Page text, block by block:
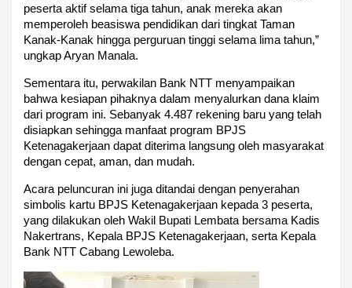
peserta aktif selama tiga tahun, anak mereka akan
memperoleh beasiswa pendidikan dari tingkat Taman
Kanak-Kanak hingga perguruan tinggi selama lima tahun,”
ungkap Aryan Manala.
Sementara itu, perwakilan Bank NTT menyampaikan
bahwa kesiapan pihaknya dalam menyalurkan dana klaim
dari program ini. Sebanyak 4.487 rekening baru yang telah
disiapkan sehingga manfaat program BPJS
Ketenagakerjaan dapat diterima langsung oleh masyarakat
dengan cepat, aman, dan mudah.
Acara peluncuran ini juga ditandai dengan penyerahan
simbolis kartu BPJS Ketenagakerjaan kepada 3 peserta,
yang dilakukan oleh Wakil Bupati Lembata bersama Kadis
Nakertrans, Kepala BPJS Ketenagakerjaan, serta Kepala
Bank NTT Cabang Lewoleba.